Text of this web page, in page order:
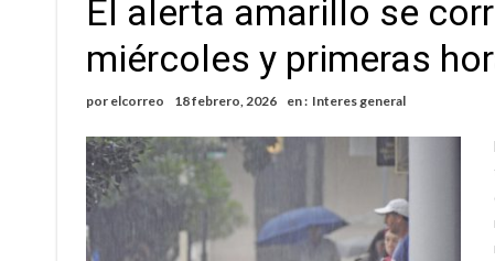
El alerta amarillo se
miércoles y primeras
por elcorreo 18 febrero, 2026 en : Interes general